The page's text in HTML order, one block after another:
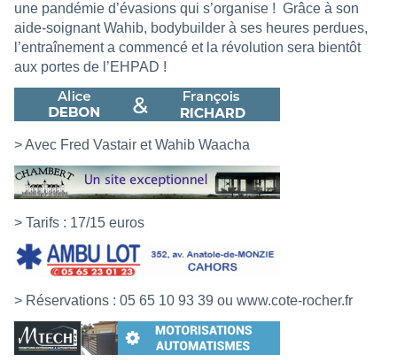
une pandémie d’évasions qui s’organise ! Grâce à son
aide-soignant Wahib, bodybuilder à ses heures perdues,
l’entraînement a commencé et la révolution sera bientôt
aux portes de l’EHPAD !
> Avec Fred Vastair et Wahib Waacha
> Tarifs : 17/15 euros
> Réservations : 05 65 10 93 39 ou www.cote-rocher.fr